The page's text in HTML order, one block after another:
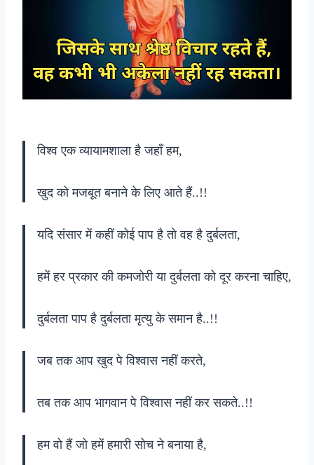
विश्व एक व्यायामशाला है जहाँ हम,
खुद को मजबूत बनाने के लिए आते हैं..!!
यदि संसार में कहीं कोई पाप है तो वह है दुर्बलता,
हमें हर प्रकार की कमजोरी या दुर्बलता को दूर करना चाहिए,
दुर्बलता पाप है दुर्बलता मृत्यु के समान है..!!
जब तक आप खुद पे विश्वास नहीं करते,
तब तक आप भागवान पे विश्वास नहीं कर सकते..!!
हम वो हैं जो हमें हमारी सोच ने बनाया है,